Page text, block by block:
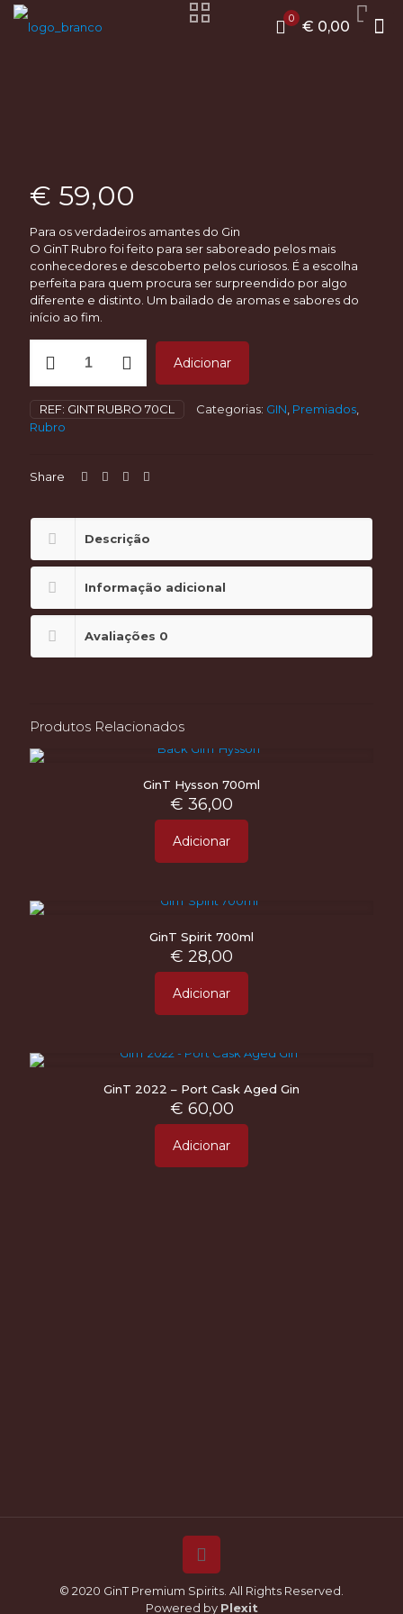
0 € 0,00
€ 59,00
Para os verdadeiros amantes do Gin
O GinT Rubro foi feito para ser saboreado pelos mais
conhecedores e descoberto pelos curiosos. É a escolha
perfeita para quem procura ser surpreendido por algo
diferente e distinto. Um bailado de aromas e sabores do
início ao fim.
700ml
Adicionar
REF: GINT RUBRO 70CL Categorias: GIN Premiados
Rubro
Share
Descrição
Informação adicional
Avaliações 0
Produtos Relacionados
GinT Hysson 700ml
€ 36,00
Adicionar
GinT Spirit 700ml
€ 28,00
Adicionar
GinT 2022 – Port Cask Aged Gin
€ 60,00
Adicionar
© 2020 GinT Premium Spirits. All Rights Reserved.
Powered by Plexit